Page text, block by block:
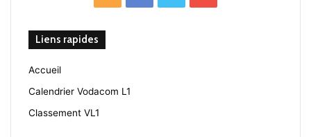
Liens rapides
Accueil
Calendrier Vodacom L1
Classement VL1